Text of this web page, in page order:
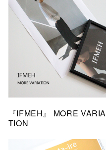
『IFMEH』 MORE VARIA
TION